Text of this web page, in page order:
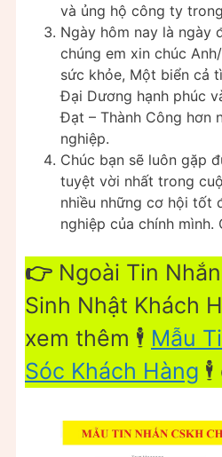
và ủng hộ công ty
Ngày hôm nay là ngày
chúng em xin chúc
sức khỏe, Một biển cả
Đại Dương hạnh phúc
Đạt – Thành Công hơn
nghiệp.
Chúc bạn sẽ luôn gặp
tuyệt vời nhất trong
nhiều những cơ hội tốt
nghiệp của chính mình.
👉 Ngoài Tin
Sinh Nhật Khách
xem thêm 🕴 Mẫu
Sóc Khách Hàng